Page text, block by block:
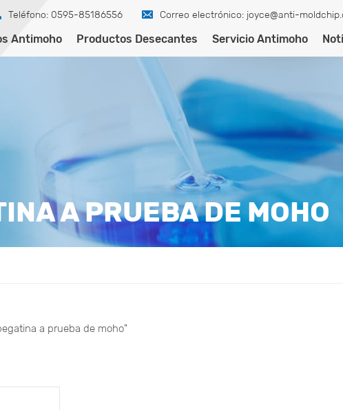
Teléfono: 0595-85186556 Correo electrónico: joyce@anti-
Antimoho Productos Desecantes Servicio Antimoho
A PRUEBA DE MOHO
a prueba de moho"